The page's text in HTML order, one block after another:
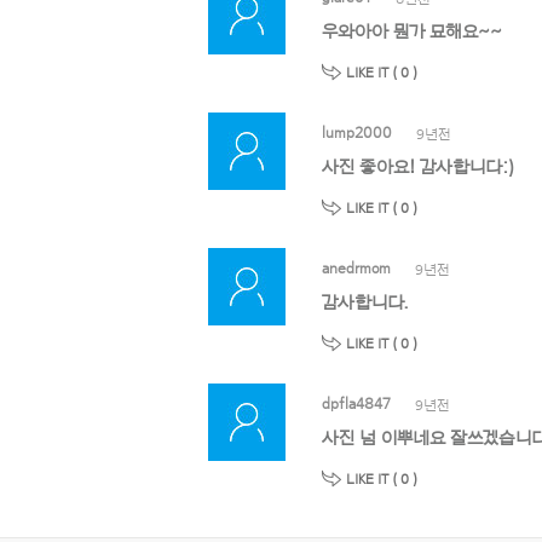
우와아아 뭔가 묘해요~~
LIKE IT ( 0 )
lump2000 9년전
사진 좋아요! 감사합니다:)
LIKE IT ( 0 )
anedrmom 9년전
감사합니다.
LIKE IT ( 0 )
dpfla4847 9년전
사진 넘 이뿌네요 잘쓰겠습니
LIKE IT ( 0 )